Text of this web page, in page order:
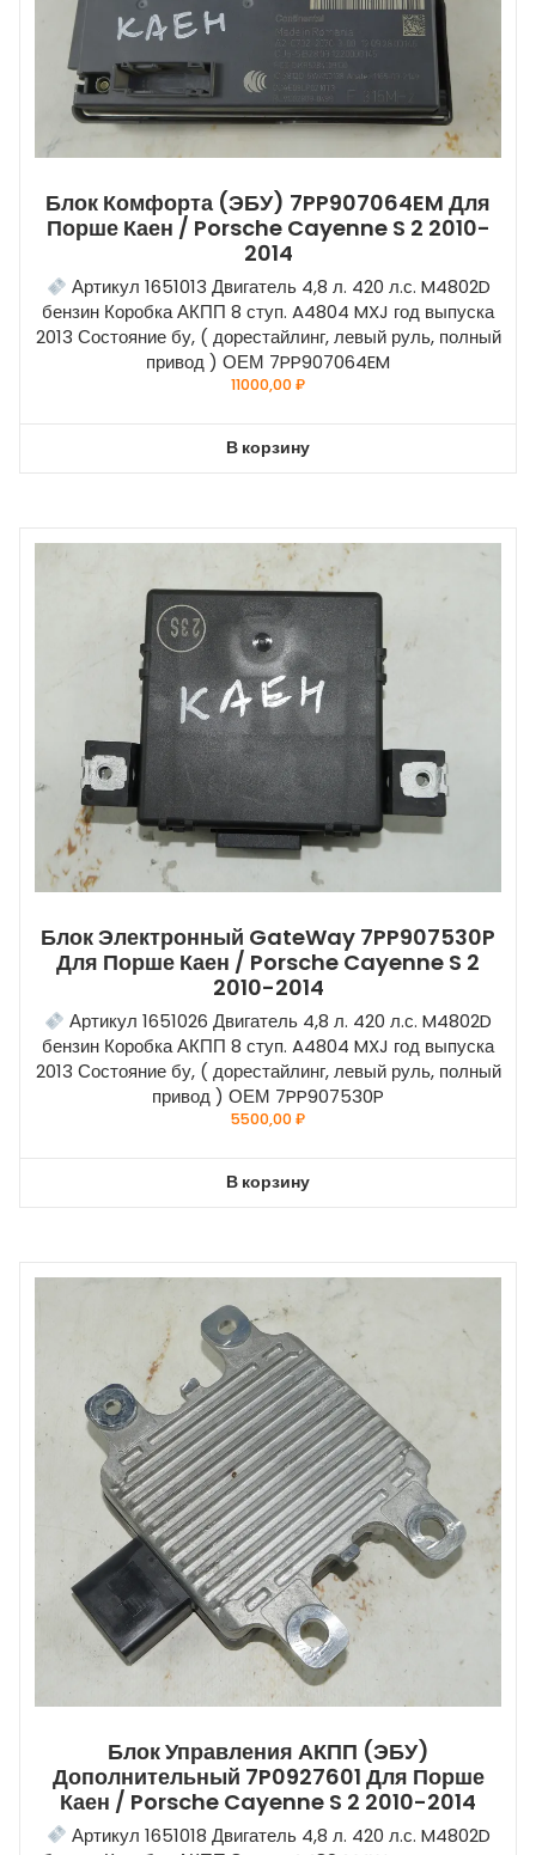
Блок Комфорта (ЭБУ) 7PP907064EM Для
Порше Каен / Porsche Cayenne S 2 2010-
2014
Артикул 1651013 Двигатель 4,8 л. 420 л.с. M4802D
бензин Коробка АКПП 8 ступ. A4804 MXJ год выпуска
2013 Состояние бу, ( дорестайлинг, левый руль, полный
привод ) ОЕМ 7PP907064EM
11000,00₽
В корзину
Блок Электронный GateWay 7PP907530P
Для Порше Каен / Porsche Cayenne S 2
2010-2014
Артикул 1651026 Двигатель 4,8 л. 420 л.с. M4802D
бензин Коробка АКПП 8 ступ. A4804 MXJ год выпуска
2013 Состояние бу, ( дорестайлинг, левый руль, полный
привод ) ОЕМ 7PP907530P
5500,00₽
В корзину
Блок Управления АКПП (ЭБУ)
Дополнительный 7P0927601 Для Порше
Каен / Porsche Cayenne S 2 2010-2014
Артикул 1651018 Двигатель 4,8 л. 420 л.с. M4802D